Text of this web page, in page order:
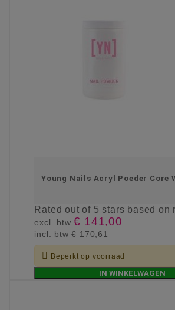
Young Nails Acryl Poeder Core
Ratedout of 5 stars based on
excl. btw€ 141,00
incl. btw€ 170,61
 Beperkt op voorraad
IN WINKELWAGEN